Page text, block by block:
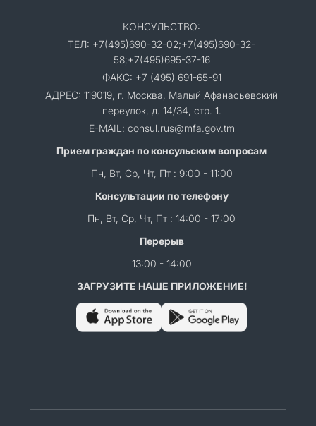
КОНСУЛЬСТВО:
ТЕЛ: +7(495)690-32-02;+7(495)690-32-
58;+7(495)695-37-16
ФАКС: +7 (495) 691-65-91
АДРЕС: 119019, г. Москва, Малый Афанасьевский
переулок, д. 14/34, стр. 1.
E-MAIL: consul.rus@mfa.gov.tm
Прием граждан по консульским вопросам
Пн, Вт, Ср, Чт, Пт : 9:00 - 11:00
Консультации по телефону
Пн, Вт, Ср, Чт, Пт : 14:00 - 17:00
Перерыв
13:00 - 14:00
ЗАГРУЗИТЕ НАШЕ ПРИЛОЖЕНИЕ!